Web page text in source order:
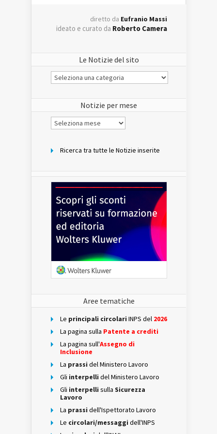
diretto da Eufranio Massi
ideato e curato da Roberto Camera
Le Notizie del sito
Le
Notizie
Notizie per mese
Notizie
per
Ricerca tra tutte le Notizie inserite
Aree tematiche
Le principali circolari INPS del 2026
La pagina sulla Patente a crediti
La pagina sull'Assegno di
Inclusione
La prassi del Ministero Lavoro
Gli interpelli del Ministero Lavoro
Gli interpelli sulla Sicurezza
Lavoro
La prassi dell'Ispettorato Lavoro
Le circolari/messaggi dell'INPS